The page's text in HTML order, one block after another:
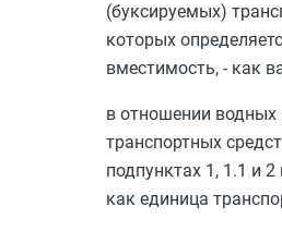
(буксируемых)
которых
вместимость, - как
в отношении
транспортных
подпунктах 1 , 1.1 и 2
как единица